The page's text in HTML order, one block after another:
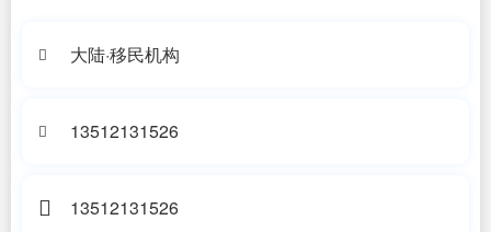
大陆·移民机构
13512131526
13512131526